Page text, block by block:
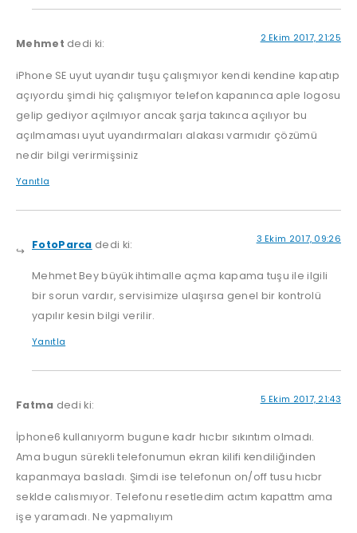
Mehmet dedi ki: 2 Ekim 2017, 21:25
iPhone SE uyut uyandır tuşu çalışmıyor kendi kendine kapatıp
açıyordu şimdi hiç çalışmıyor telefon kapanınca aple logosu
gelip gediyor açılmıyor ancak şarja takınca açılıyor bu
açılmaması uyut uyandırmaları alakası varmıdır çözümü
nedir bilgi verirmişsiniz
Yanıtla
FotoParca dedi ki: 3 Ekim 2017, 09:26
Mehmet Bey büyük ihtimalle açma kapama tuşu ile ilgili
bir sorun vardır, servisimize ulaşırsa genel bir kontrolü
yapılır kesin bilgi verilir.
Yanıtla
Fatma dedi ki: 5 Ekim 2017, 21:43
İphone6 kullanıyorm bugune kadr hıcbır sıkıntım olmadı.
Ama bugun sürekli telefonumun ekran kilifi kendiliğinden
kapanmaya basladı. Şimdi ise telefonun on/off tusu hıcbr
seklde calısmıyor. Telefonu resetledim actım kapattm ama
işe yaramadı. Ne yapmalıyım